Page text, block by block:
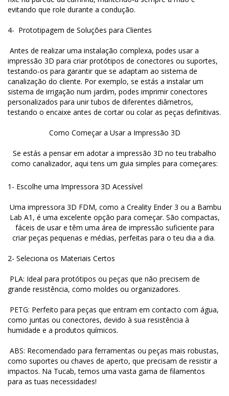
evitando que role durante a condução.
4- Prototipagem de Soluções para Clientes
Antes de realizar uma instalação complexa, podes usar a
impressão 3D para criar protótipos de conectores ou suportes,
testando-os para garantir que se adaptam ao sistema de
canalização do cliente. Por exemplo, se estás a instalar um
sistema de irrigação num jardim, podes imprimir conectores
personalizados para unir tubos de diferentes diâmetros,
testando o encaixe antes de cortar ou colar as peças definitivas.
Como Começar a Usar a Impressão 3D
Se estás a pensar em adotar a impressão 3D no teu trabalho
como canalizador, aqui tens um guia simples para começares:
1- Escolhe uma Impressora 3D Acessível
Uma impressora 3D FDM, como a Creality Ender 3 ou a Bambu
Lab A1, é uma excelente opção para começar. São compactas,
fáceis de usar e têm uma área de impressão suficiente para
criar peças pequenas e médias, perfeitas para o teu dia a dia.
2- Seleciona os Materiais Certos
PLA: Ideal para protótipos ou peças que não precisem de
grande resistência, como moldes ou organizadores.
PETG: Perfeito para peças que entram em contacto com água,
como juntas ou conectores, devido à sua resistência à
humidade e a produtos químicos.
ABS: Recomendado para ferramentas ou peças mais robustas,
como suportes ou chaves de aperto, que precisam de resistir a
impactos. Na Tucab, temos uma vasta gama de filamentos
para as tuas necessidades!